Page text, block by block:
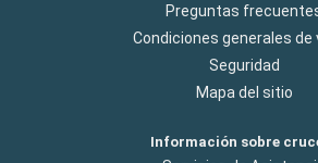
Preguntas
Condiciones generales de
Seguridad
Mapa del sitio
Información sobre